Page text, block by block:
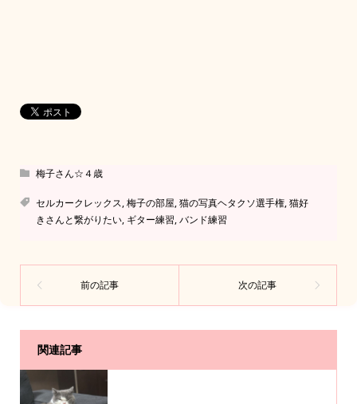
梅子さん☆４歳
セルカークレックス,梅子の部屋,猫の写真ヘタクソ選手権,猫好
きさんと繋がりたい, ギター練習,バンド練習
関連記事